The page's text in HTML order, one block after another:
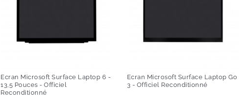
Ecran Microsoft Surface Laptop 6 -
13,5 Pouces - Officiel
Reconditionné
Ecran Microsoft Surface Laptop Go
3 - Officiel Reconditionné